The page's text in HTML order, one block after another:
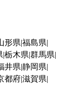
形県 福島県
栃木県 群馬県
井県 静岡県
都府滋賀県